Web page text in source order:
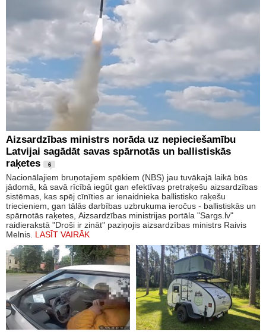
Aizsardzības ministrs norāda uz nepieciešamību
Latvijai sagādāt savas spārnotās un ballistiskās
raķetes
6
Nacionālajiem bruņotajiem spēkiem (NBS) jau tuvākajā laikā būs
jādomā, kā savā rīcībā iegūt gan efektīvas pretraķešu aizsardzības
sistēmas, kas spēj cīnīties ar ienaidnieka ballistisko raķešu
triecieniem, gan tālās darbības uzbrukuma ieročus - ballistiskās un
spārnotās raķetes, Aizsardzības ministrijas portāla "Sargs.lv"
raidierakstā "Droši ir zināt" paziņojis aizsardzības ministrs Raivis
Melnis. LASĪT VAIRĀK